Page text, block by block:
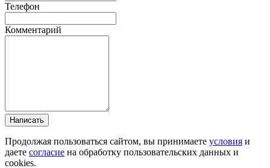
Телефон
Комментарий
Написать
Продолжая пользоваться сайтом, вы принимаете условия и
даете согласие на обработку пользовательских данных и
cookies.